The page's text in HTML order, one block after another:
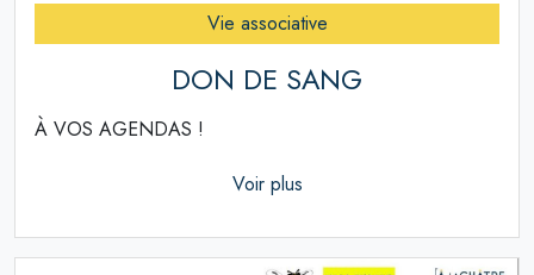
Vie associative
DON DE SANG
À VOS AGENDAS !
Voir plus